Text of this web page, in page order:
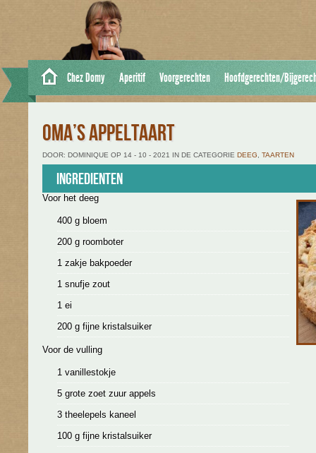
Chez Domy Aperitif Voorgerechten Hoofdgerechten/
OMA’S APPELTAART
DOOR: DOMINIQUE OP 14 - 10 - 2021 IN DE CATEGORIE DEEG TAARTEN
Ingredienten
Voor het deeg
400 g bloem
200 g roomboter
1 zakje bakpoeder
1 snufje zout
1 ei
200 g fijne kristalsuiker
Voor de vulling
1 vanillestokje
5 grote zoet zuur appels
3 theelepels kaneel
100 g fijne kristalsuiker